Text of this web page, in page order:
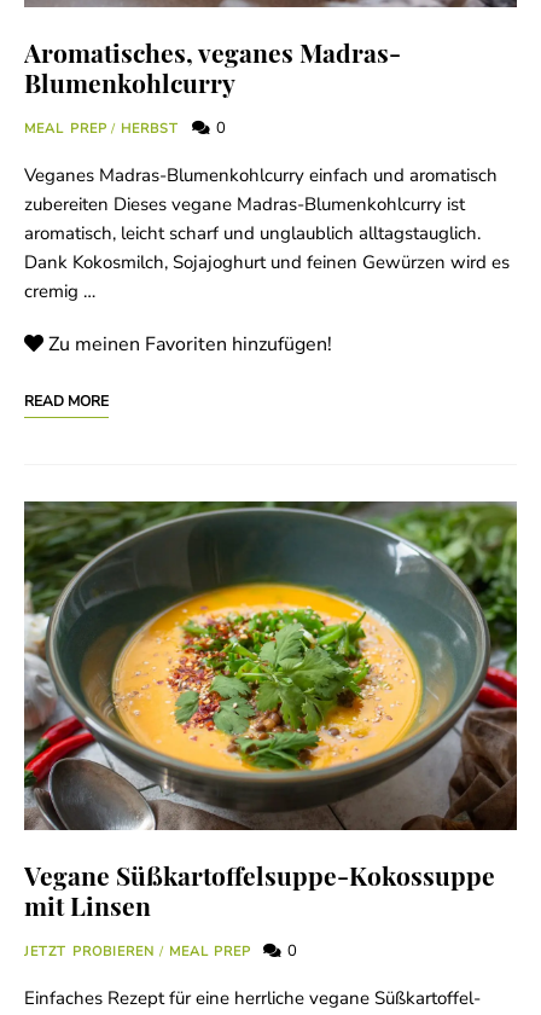
Aromatisches, veganes Madras-
Blumenkohlcurry
MEAL PREP / HERBST 0
Veganes Madras-Blumenkohlcurry einfach und aromatisch
zubereiten Dieses vegane Madras-Blumenkohlcurry ist
aromatisch, leicht scharf und unglaublich alltagstauglich.
Dank Kokosmilch, Sojajoghurt und feinen Gewürzen wird es
cremig …
Zu meinen Favoriten hinzufügen!
READ MORE
Vegane Süßkartoffelsuppe-Kokossuppe
mit Linsen
JETZT PROBIEREN / MEAL PREP 0
Einfaches Rezept für eine herrliche vegane Süßkartoffel-